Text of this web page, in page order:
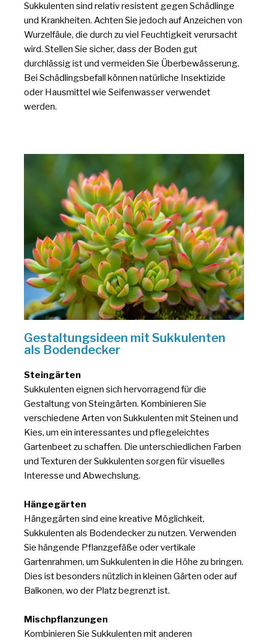
Sukkulenten sind relativ resistent gegen Schädlinge
und Krankheiten. Achten Sie jedoch auf Anzeichen von
Wurzelfäule, die durch zu viel Feuchtigkeit verursacht
wird. Stellen Sie sicher, dass der Boden gut
durchlässig ist und vermeiden Sie Überbewässerung.
Bei Schädlingsbefall können natürliche Insektizide
oder Hausmittel wie Seifenwasser verwendet
werden.
Gestaltungsideen mit Sukkulenten
als Bodendecker
Steingärten
Sukkulenten eignen sich hervorragend für die
Gestaltung von Steingärten. Kombinieren Sie
verschiedene Arten von Sukkulenten mit Steinen und
Kies, um ein interessantes und pflegeleichtes
Gartenbeet zu schaffen. Die unterschiedlichen Farben
und Texturen der Sukkulenten sorgen für visuelles
Interesse und Abwechslung.
Hängegärten
Hängegärten sind eine kreative Möglichkeit,
Sukkulenten als Bodendecker zu nutzen. Verwenden
Sie hängende Pflanzgefäße oder vertikale
Gartenrahmen, um Sukkulenten in die Höhe zu bringen.
Dies ist besonders nützlich in kleinen Gärten oder auf
Balkonen, wo der Platz begrenzt ist.
Mischpflanzungen
Kombinieren Sie Sukkulenten mit anderen